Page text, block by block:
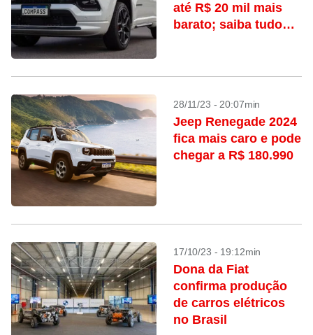
até R$ 20 mil mais
barato; saiba tudo
28/11/23 - 20:07min
Jeep Renegade 2024
fica mais caro e pode
chegar a R$ 180.990
17/10/23 - 19:12min
Dona da Fiat
confirma produção
de carros elétricos
no Brasil